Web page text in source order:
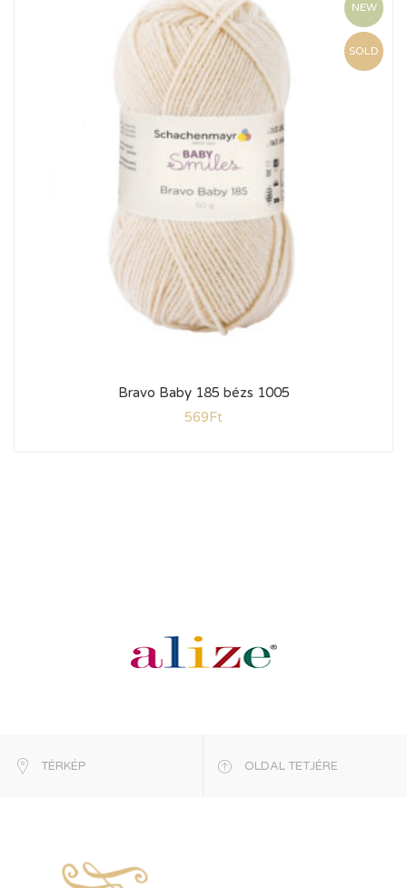
NEW
SOLD
Bravo Baby 185 bézs 1005
569Ft
TÉRKÉP OLDAL TETJÉRE